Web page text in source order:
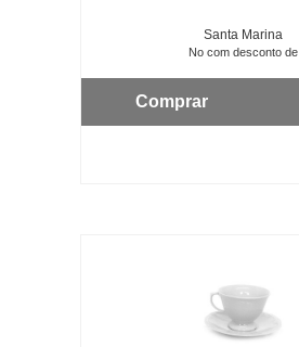
Santa Marina
No com desconto de
Comprar